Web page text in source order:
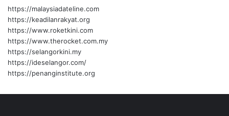
a
s
o
k
o
n
g
https://malaysiadateline.com
https://keadilanrakyat.org
https://www.roketkini.com
https://www.therocket.com.my
https://selangorkini.my
https://ideselangor.com/
https://penanginstitute.org